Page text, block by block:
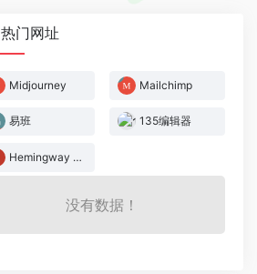
热门网址
Midjourney Mailchimp
易班 135编辑器
Hemingway Editor
没有数据！